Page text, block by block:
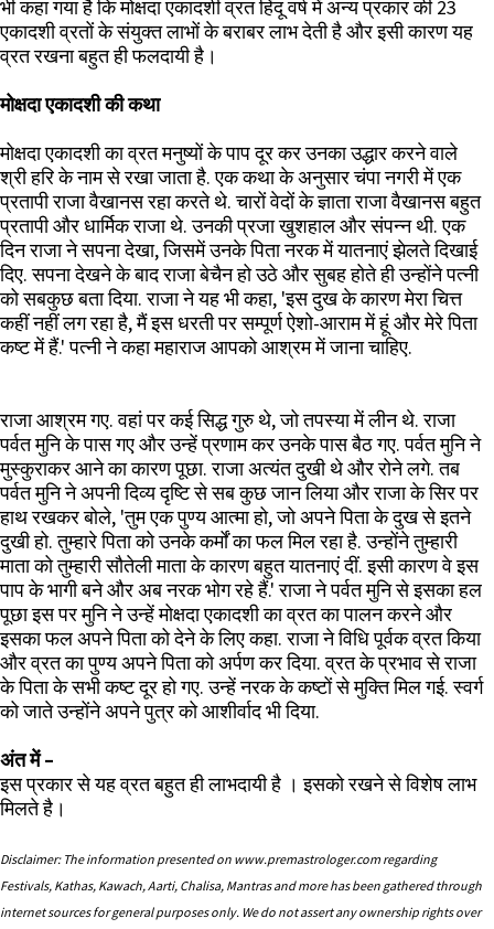
भी कहा गया है कि मोक्षदा एकादशी व्रत हिंदू वर्ष में अन्य प्रकार की 23
एकादशी व्रतों के संयुक्त लाभों के बराबर लाभ देती है और इसी कारण यह
व्रत रखना बहुत ही फलदायी है।
मोक्षदा एकादशी की कथा
मोक्षदा एकादशी का व्रत मनुष्‍यों के पाप दूर कर उनका उद्धार करने वाले
श्री हरि के नाम से रखा जाता है. एक कथा के अनुसार चंपा नगरी में एक
प्रतापी राजा वैखानस रहा करते थे. चारों वेदों के ज्ञाता राजा वैखानस बहुत
प्रतापी और धार्मिक राजा थे. उनकी प्रजा खुशहाल और संपन्‍न थी. एक
दिन राजा ने सपना देखा, जिसमें उनके पिता नरक में यातनाएं झेलते दिखाई
दिए. सपना देखने के बाद राजा बेचैन हो उठे और सुबह होते ही उन्‍होंने पत्‍नी
को सबकुछ बता दिया. राजा ने यह भी कहा, 'इस दुख के कारण मेरा चित्त
कहीं नहीं लग रहा है, मैं इस धरती पर सम्‍पूर्ण ऐशो-आराम में हूं और मेरे पिता
कष्‍ट में हैं.' पत्‍नी ने कहा महाराज आपको आश्रम में जाना चाहिए.
राजा आश्रम गए. वहां पर कई सिद्ध गुरु थे, जो तपस्‍या में लीन थे. राजा
पर्वत मुनि के पास गए और उन्‍हें प्रणाम कर उनके पास बैठ गए. पर्वत मुनि ने
मुस्‍कुराकर आने का कारण पूछा. राजा अत्‍यंत दुखी थे और रोने लगे. तब
पर्वत मुनि ने अपनी दिव्‍य दृष्‍टि से सब कुछ जान लिया और राजा के सिर पर
हाथ रखकर बोले, 'तुम एक पुण्‍य आत्‍मा हो, जो अपने पिता के दुख से इतने
दुखी हो. तुम्‍हारे पिता को उनके कर्मों का फल म‍िल रहा है. उन्‍होंने तुम्‍हारी
माता को तुम्‍हारी सौतेली माता के कारण बहुत यातनाएं दीं. इसी कारण वे इस
पाप के भागी बने और अब नरक भोग रहे हैं.' राजा ने पर्वत मुनि से इसका हल
पूछा इस पर मुनि ने उन्‍हें मोक्षदा एकादशी का व्रत का पालन करने और
इसका फल अपने पिता को देने के लिए कहा. राजा ने विधि पूर्वक व्रत किया
और व्रत का पुण्‍य अपने पिता को अर्पण कर दिया. व्रत के प्रभाव से राजा
के पिता के सभी कष्‍ट दूर हो गए. उन्‍हें नरक के कष्‍टों से मुक्ति म‍िल गई. स्‍वर्ग
को जाते उन्‍होंने अपने पुत्र को आशीर्वाद भी दिया.
अंत में –
इस प्रकार से यह व्रत बहुत ही लाभदायी है । इसको रखने से विशेष लाभ
मिलते है।
Disclaimer: The information presented on www.premastrologer.com regarding
Festivals, Kathas, Kawach, Aarti, Chalisa, Mantras and more has been gathered through
internet sources for general purposes only. We do not assert any ownership rights over